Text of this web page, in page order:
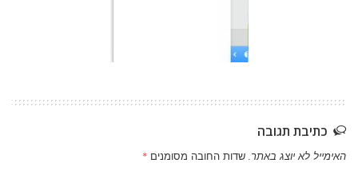
כתיבת תגובה
האימייל לא יוצג באתר. שדות החובה מסומנים *